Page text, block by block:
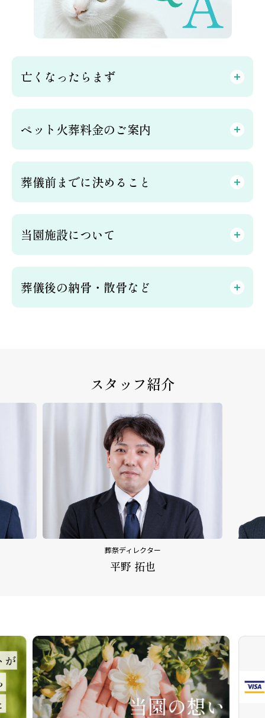
亡くなったらまず
ペット火葬料金のご案内
葬儀前までに決めること
当園施設について
葬儀後の納骨・散骨など
スタッフ紹介